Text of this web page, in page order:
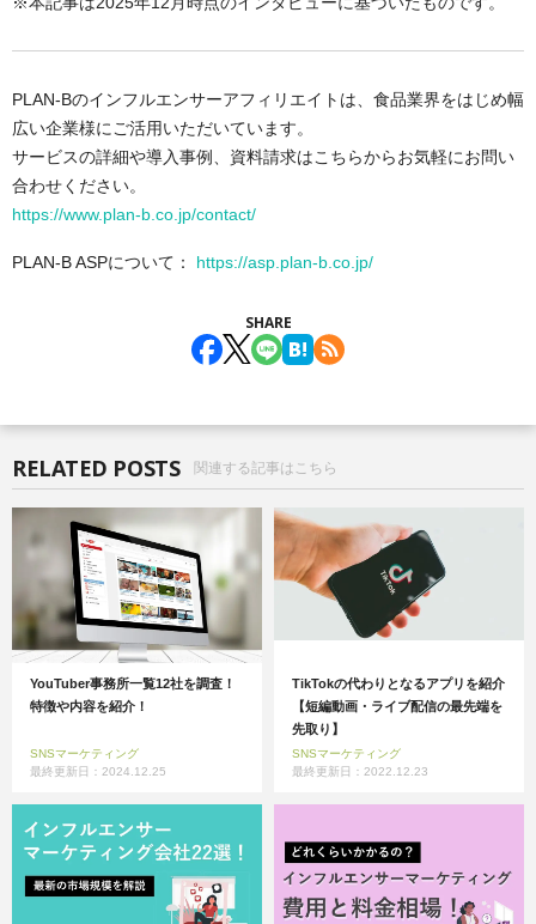
PLAN-Bのインフルエンサーアフィリエイトは、食品業界をはじめ幅
広い企業様にご活用いただいています。
サービスの詳細や導入事例、資料請求はこちらからお気軽にお問い
合わせください。
https://www.plan-b.co.jp/contact/
PLAN-B ASPについて： https://asp.plan-b.co.jp/
SHARE
RELATED POSTS 関連する記事はこちら
YouTuber事務所一覧12社を調査！
特徴や内容を紹介！
SNSマーケティング
最終更新日：2024.12.25
TikTokの代わりとなるアプリを紹介
【短編動画・ライブ配信の最先端を
先取り】
SNSマーケティング
最終更新日：2022.12.23